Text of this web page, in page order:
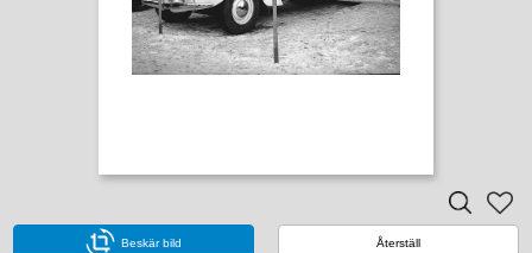
Beskär bild Återställ